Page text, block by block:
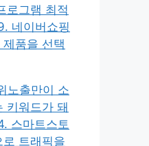
로그램 최적
네이버쇼핑
품을 선택
노출만이 소
키워드가 돼
스마트스토
트래픽을